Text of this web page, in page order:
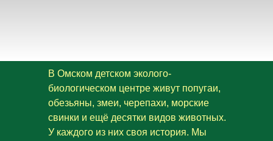
В Омском детском эколого-
биологическом центре живут попугаи,
обезьяны, змеи, черепахи, морские
свинки и ещё десятки видов животных.
У каждого из них своя история. Мы